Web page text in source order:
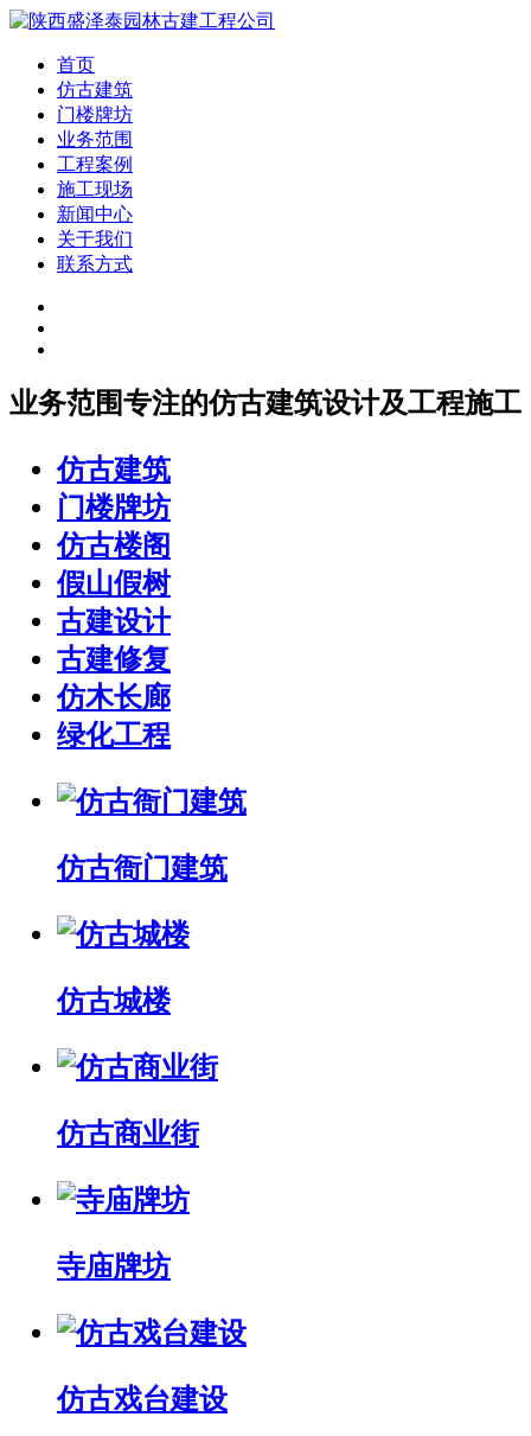
首页
仿古建筑
门楼牌坊
业务范围
工程案例
施工现场
新闻中心
关于我们
联系方式
业务范围专注的仿古建筑设计及工程施工
仿古建筑
门楼牌坊
仿古楼阁
假山假树
古建设计
古建修复
仿木长廊
绿化工程
仿古衙门建筑
仿古城楼
仿古商业街
寺庙牌坊
仿古戏台建设